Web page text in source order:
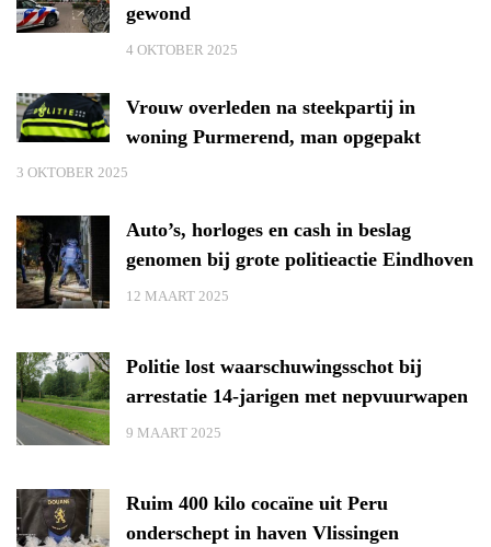
gewond
4 OKTOBER 2025
Vrouw overleden na steekpartij in
woning Purmerend, man opgepakt
3 OKTOBER 2025
Auto’s, horloges en cash in beslag
genomen bij grote politieactie Eindhoven
12 MAART 2025
Politie lost waarschuwingsschot bij
arrestatie 14-jarigen met nepvuurwapen
9 MAART 2025
Ruim 400 kilo cocaïne uit Peru
onderschept in haven Vlissingen